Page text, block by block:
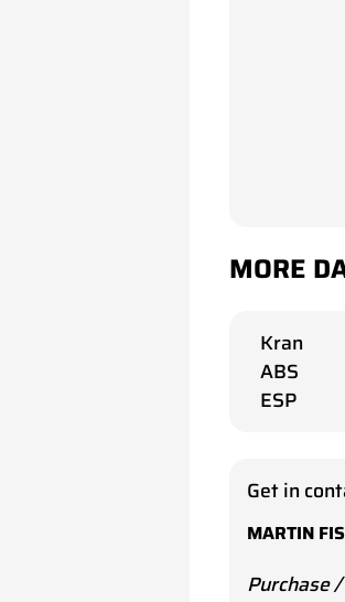
MORE
Kran
ABS
ESP
Get in
MARTIN
Purchase